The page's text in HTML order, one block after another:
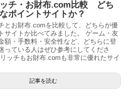
チ・お財布.com比較 どち
ポイントサイトか？
とお財布.comを比較して、どちらが優
サイトか比べてみました。 ゲーム・友
額・手数料・安全性など、どちらに登
っている人はぜひ参考にしてくださ
ッチもお財布.comも非常に優れたサイ
記事を読む